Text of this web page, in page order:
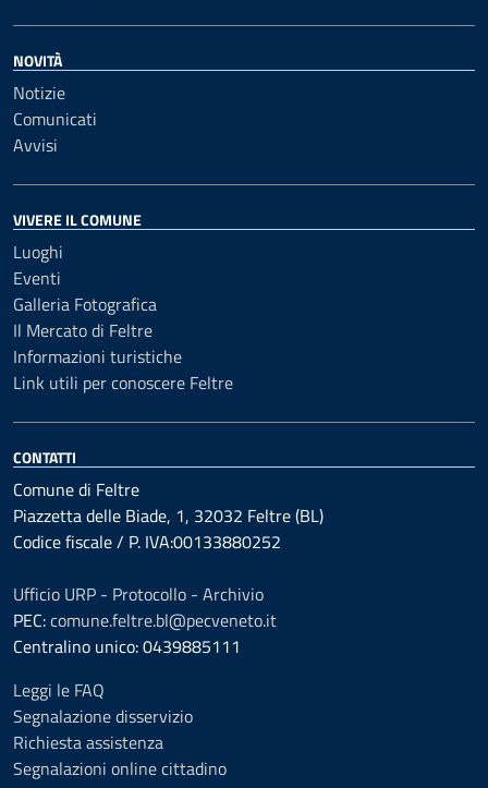
NOVITÀ
Notizie
Comunicati
Avvisi
VIVERE IL COMUNE
Luoghi
Eventi
Galleria Fotografica
Il Mercato di Feltre
Informazioni turistiche
Link utili per conoscere Feltre
CONTATTI
Comune di Feltre
Piazzetta delle Biade, 1, 32032 Feltre (BL)
Codice fiscale / P. IVA:00133880252
Ufficio URP - Protocollo - Archivio
PEC:comune.feltre.bl@pecveneto.it
Centralino unico: 0439885111
Leggi le FAQ
Segnalazione disservizio
Richiesta assistenza
Segnalazioni online cittadino